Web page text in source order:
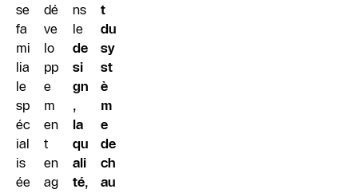
se
fa
mi
lia
le
sp
éc
ial
is
ée
dé
ve
lo
pp
e
m
en
t
en
ag
ns
le
de
si
gn
,
la
qu
ali
té,
t
du
sy
st
è
m
e
de
ch
au